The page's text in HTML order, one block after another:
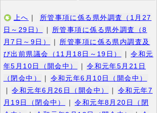
上へ ｜
所管事項に係る県外調査（1月27
日～29日）
｜
所管事項に係る県外調査（8
月7日～9日）
｜
所管事項に係る県内調査及
び出前県議会（11月18日～19日）
｜ 令和元
年5月10日（開会中）
｜ 令和元年5月21日
（閉会中）
｜
令和元年6月10日（開会中）
｜ 令和元年6月26日（開会中） ｜
令和元年7
月19日（閉会中）
｜ 令和元年8月20日（閉